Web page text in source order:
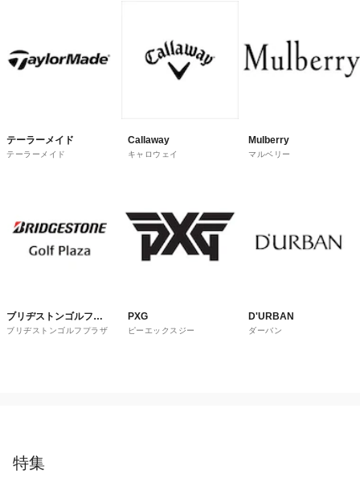
テーラーメイド
テーラーメイド
Callaway
キャロウェイ
Mulberry
マルベリー
ブリヂストンゴルフプ
ラザ
ブリヂストンゴルフプラザ
PXG
ピーエックスジー
D'URBAN
ダーバン
特集